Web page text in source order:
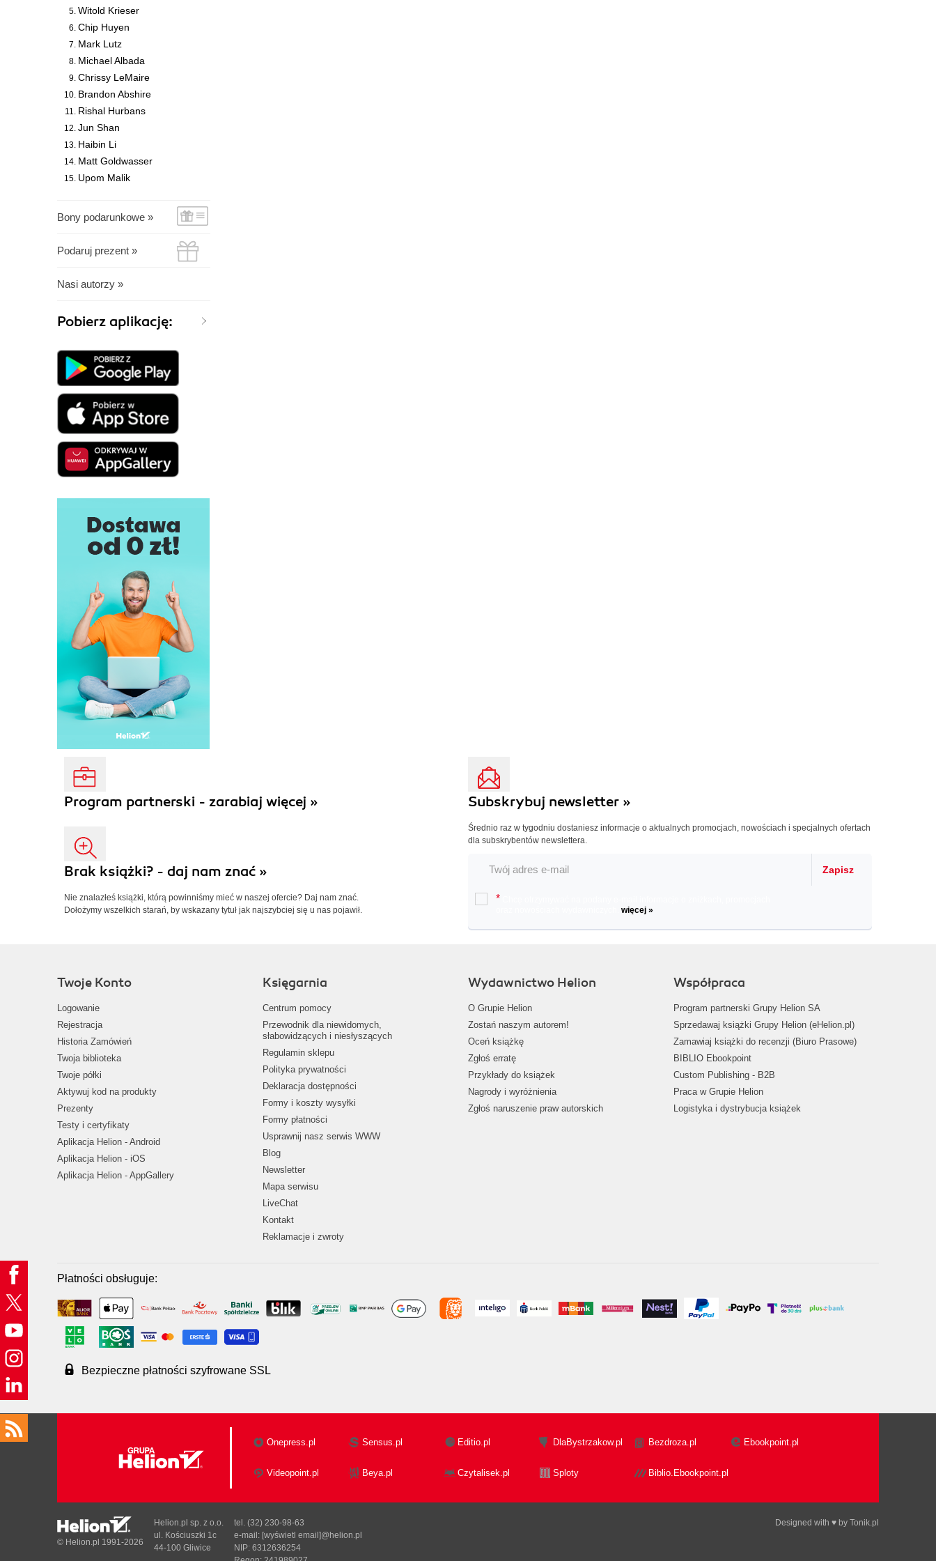
Witold Krieser
Chip Huyen
Mark Lutz
Michael Albada
Chrissy LeMaire
Brandon Abshire
Rishal Hurbans
Jun Shan
Haibin Li
Matt Goldwasser
Upom Malik
Bony podarunkowe »
Podaruj prezent »
Nasi autorzy »
Pobierz aplikację:
Program partnerski - zarabiaj więcej »
Brak książki? - daj nam znać »
Nie znalazłeś książki, którą powinniśmy mieć w naszej ofercie? Daj nam znać.
Dołożymy wszelkich starań, by wskazany tytuł jak najszybciej się u nas pojawił.
Subskrybuj newsletter »
Średnio raz w tygodniu dostaniesz informacje o aktualnych promocjach, nowościach i specjalnych ofertach
dla subskrybentów newslettera.
Zapisz
*
więcej »
Twoje Konto
Logowanie
Rejestracja
Historia Zamówień
Twoja biblioteka
Twoje półki
Aktywuj kod na produkty
Prezenty
Testy i certyfikaty
Aplikacja Helion - Android
Aplikacja Helion - iOS
Aplikacja Helion - AppGallery
Księgarnia
Centrum pomocy
Przewodnik dla niewidomych,
słabowidzących i niesłyszących
Regulamin sklepu
Polityka prywatności
Deklaracja dostępności
Formy i koszty wysyłki
Formy płatności
Usprawnij nasz serwis WWW
Blog
Newsletter
Mapa serwisu
LiveChat
Kontakt
Reklamacje i zwroty
Wydawnictwo Helion
O Grupie Helion
Zostań naszym autorem!
Oceń książkę
Zgłoś erratę
Przykłady do książek
Nagrody i wyróżnienia
Zgłoś naruszenie praw autorskich
Współpraca
Program partnerski Grupy Helion SA
Sprzedawaj książki Grupy Helion (eHelion.pl)
Zamawiaj książki do recenzji (Biuro Prasowe)
BIBLIO Ebookpoint
Custom Publishing - B2B
Praca w Grupie Helion
Logistyka i dystrybucja książek
Płatności obsługuje:
Bezpieczne płatności szyfrowane SSL
Onepress.pl Sensus.pl Editio.pl DlaBystrzakow.pl Bezdroza.pl Ebookpoint.pl
Videopoint.pl Beya.pl Czytalisek.pl Sploty Biblio.Ebookpoint.pl
Designed with ♥ by Tonik.pl
© Helion.pl 1991-2026
Helion.pl sp. z o.o.
ul. Kościuszki 1c
44-100 Gliwice
tel. (32) 230-98-63
e-mail: [wyświetl email]@helion.pl
NIP: 6312636254